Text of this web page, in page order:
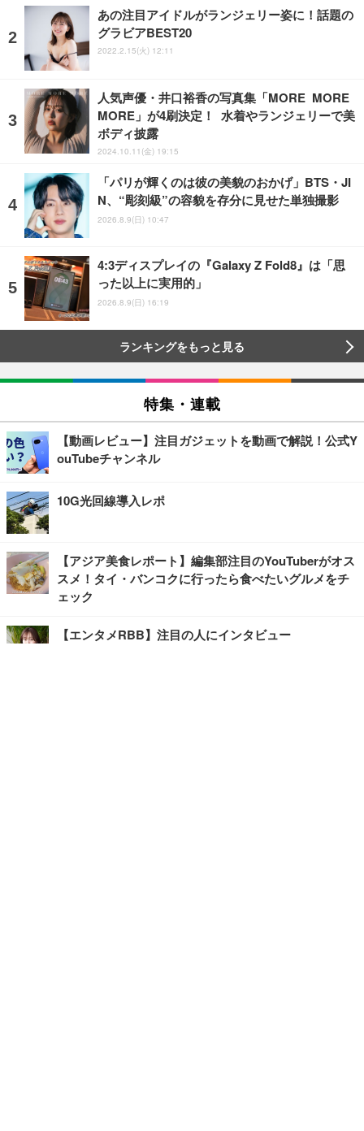
あの注目アイドルがランジェリー姿に！話題の
グラビアBEST20
2022.2.15(火) 12:11
人気声優・井口裕香の写真集「MORE MORE
MORE」が4刷決定！ 水着やランジェリーで美
ボディ披露
2024.10.11(金) 19:15
「パリが輝くのは彼の美貌のおかげ」BTS・JI
N、“彫刻級”の容貌を存分に見せた単独撮影
2026.8.9(日) 10:47
4:3ディスプレイの『Galaxy Z Fold8』は「思
った以上に実用的」
2026.8.9(日) 16:19
ランキングをもっと見る
特集・連載
【動画レビュー】注目ガジェットを動画で解説！公式Y
ouTubeチャンネル
10G光回線導入レポ
【アジア美食レポート】編集部注目のYouTuberがオス
スメ！タイ・バンコクに行ったら食べたいグルメをチ
ェック
【エンタメRBB】注目の人にインタビュー